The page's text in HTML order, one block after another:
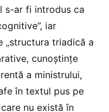
s-ar fi introdus ca
iar
„structura triadică a
cunoștințe
a ministrului,
în textul pus pe
nu există în